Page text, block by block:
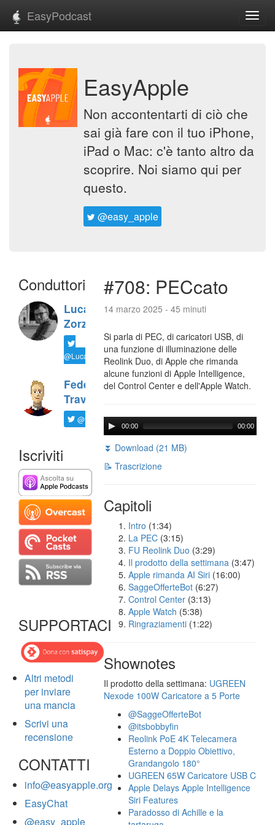
EasyPodcast
EasyApple
Non accontentarti di ciò che
sai già fare con il tuo iPhone,
iPad o Mac: c'è tanto altro da
scoprire. Noi siamo qui per
questo.
@easy_apple
Conduttori
Luca
Zorzi
@LucaTNT
Federico
Travaini
@ftrava
Iscriviti
SUPPORTACI
Altri metodi
per inviare
una mancia
Scrivi una
recensione
CONTATTI
info@easyapple.org
EasyChat
@easy_apple
#708: PECcato
14 marzo 2025 - 45 minuti
Si parla di PEC, di caricatori USB, di
una funzione di illuminazione delle
Reolink Duo, di Apple che rimanda
alcune funzioni di Apple Intelligence,
del Control Center e dell'Apple Watch.
00:00 00:00
⏬ Download (21 MB)
📝 Trascrizione
Capitoli
Intro (1:34)
La PEC (3:15)
FU Reolink Duo (3:29)
Il prodotto della settimana (3:47)
Apple rimanda AI Siri (16:00)
SaggeOfferteBot (6:27)
Control Center (3:13)
Apple Watch (5:38)
Ringraziamenti (1:22)
Shownotes
Il prodotto della settimana: UGREEN
Nexode 100W Caricatore a 5 Porte
@SaggeOfferteBot
@itsbobbyfin
Reolink PoE 4K Telecamera
Esterno a Doppio Obiettivo,
Grandangolo 180°
UGREEN 65W Caricatore USB C
Apple Delays Apple Intelligence
Siri Features
Paradosso di Achille e la